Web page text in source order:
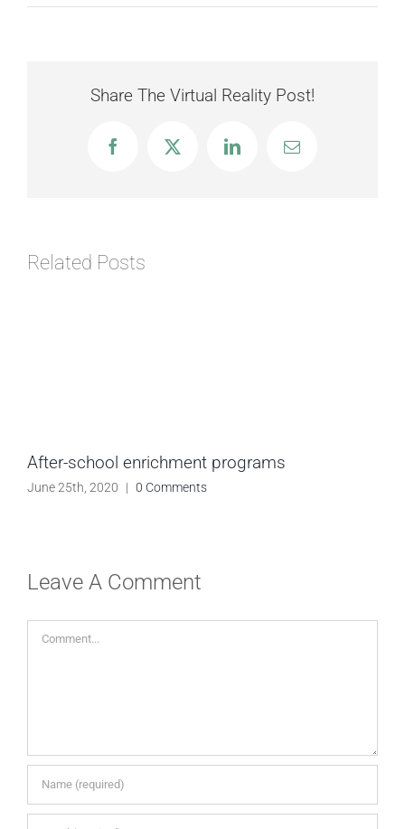
Share The Virtual Reality Post!
FacebookX LinkedInEmail
Related Posts
After-school enrichment programs
June 25th, 2020 | 0 Comments
Leave A Comment
Comment